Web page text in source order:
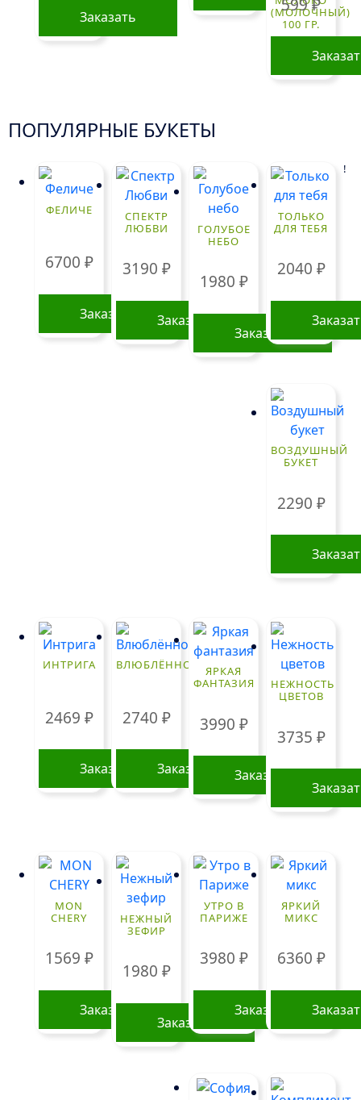
Заказать
(МОЛОЧНЫЙ)
100 ГР.
599₽
ПОПУЛЯРНЫЕ БУКЕТЫ
ФЕЛИЧЕ
6700 ₽
Заказать
СПЕКТР
ЛЮБВИ
3190 ₽
Заказать
ГОЛУБОЕ
НЕБО
1980 ₽
Заказать
ТОЛЬКО
ДЛЯ ТЕБЯ
2040 ₽
ВОЗДУШНЫЙ
БУКЕТ
2290 ₽
ИНТРИГА
2469 ₽
Заказать
ВЛЮБЛЁННОСТЬ
2740 ₽
Заказать
ЯРКАЯ
ФАНТАЗИЯ
3990 ₽
Заказать
НЕЖНОСТЬ
ЦВЕТОВ
3735 ₽
MON
CHERY
1569 ₽
Заказать
НЕЖНЫЙ
ЗЕФИР
1980 ₽
Заказать
УТРО В
ПАРИЖЕ
3980 ₽
Заказать
ЯРКИЙ
МИКС
6360 ₽
!